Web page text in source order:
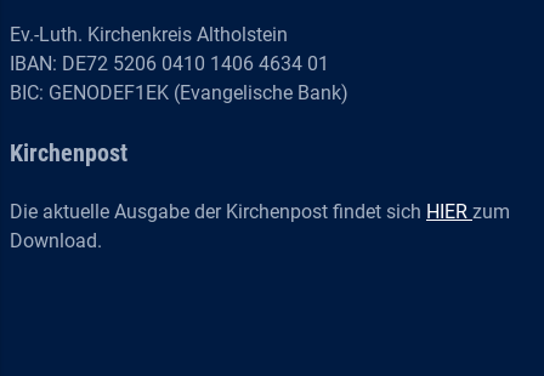
Ev.-Luth. Kirchenkreis Altholstein
IBAN: DE72 5206 0410 1406 4634 01
BIC: GENODEF1EK (Evangelische Bank)
Kirchenpost
Die aktuelle Ausgabe der Kirchenpost findet sich HIER zum
Download.